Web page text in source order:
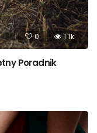
0 1.1k
Poradnik